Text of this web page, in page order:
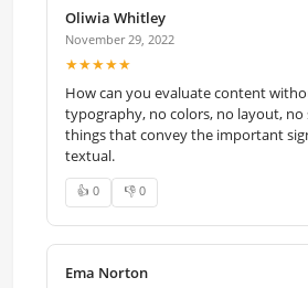
Oliwia Whitley
November 29, 2022
★★★★★
How can you evaluate content
typography, no colors, no layout,
things that convey the important
textual.
👍 0 👎 0
Ema Norton